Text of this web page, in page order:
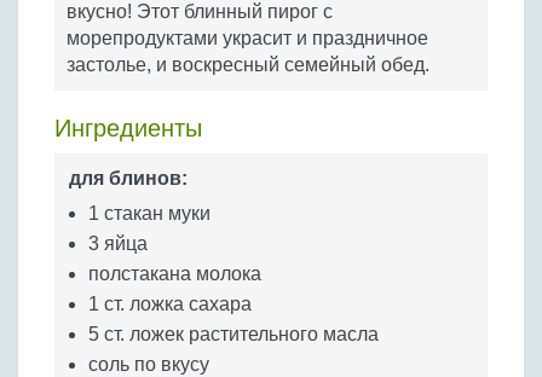
Бобовые
Яйца
вкусно! Этот блинный пирог с
морепродуктами украсит и праздничное
застолье, и воскресный семейный обед.
Ингредиенты
для блинов:
1 стакан муки
3 яйца
полстакана молока
1 ст. ложка сахара
5 ст. ложек растительного масла
соль по вкусу